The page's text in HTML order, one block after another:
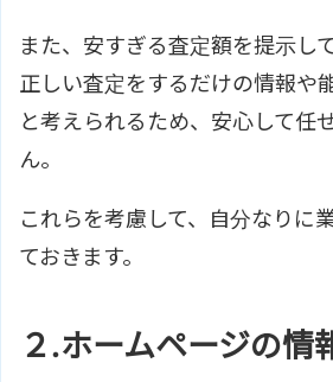
また、安すぎる査定額を提示し
正しい査定をするだけの情報や
と考えられるため、安心して任
ん。
これらを考慮して、自分なりに
ておきます。
２.ホームページの情